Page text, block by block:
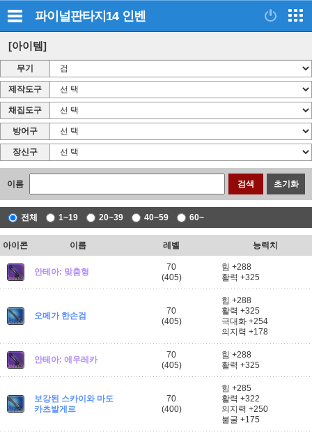
파이널판타지14 인벤
[아이템]
무기
제작도구
채집도구
방어구
장신구
이름 검색 초기화
전체 1~19 20~39 40~59 60~
아이콘 이름 레벨 능력치
안테아: 맞춤형
70
(405)
힘 +288
활력 +325
오메가 한손검
70
(405)
힘 +288
활력 +325
극대화 +254
의지력 +178
안테아: 에우레카
70
(405)
힘 +288
활력 +325
보강된 스카이와 마도
카츠발게르
70
(400)
힘 +285
활력 +322
의지력 +250
불굴 +175